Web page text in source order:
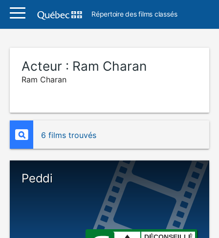
Répertoire des films classés
Acteur : Ram Charan
Ram Charan
6 films trouvés
Peddi